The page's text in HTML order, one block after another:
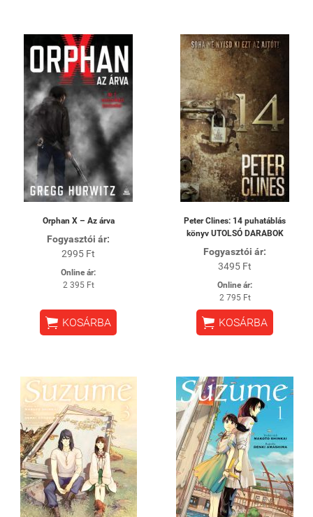
Orphan X – Az árva
Fogyasztói ár:
2995 Ft
Online ár:
2 395 Ft
 KOSÁRBA
Peter Clines: 14 puhatáblás
könyv UTOLSÓ DARABOK
Fogyasztói ár:
3495 Ft
Online ár:
2 795 Ft
 KOSÁRBA